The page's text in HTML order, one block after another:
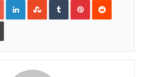
Google+LinkedInStumbleUpon
TumblrPinterestReddit
Print